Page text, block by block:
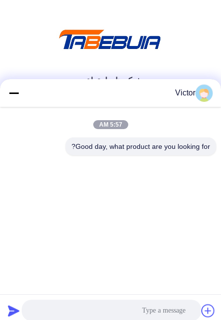
شبکه های اجتماعی
تماس سریع
تلفن
google-site-
Victor
5:57 AM
Good day, what product are you looking for?